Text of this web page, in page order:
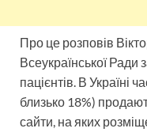
Про це розповів
Всеукраїнської Ради
пацієнтів. В Україні
близько 18%)
сайти, на яких